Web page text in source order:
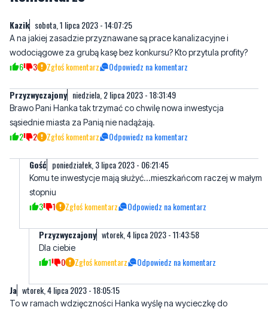
6 3 Zgłoś komentarz Odpowiedz na komentarz
Przyzwyczajony niedziela, 2 lipca 2023 - 18:31:49
Brawo Pani Hanka tak trzymać co chwilę nowa inwestycja
2 2 Zgłoś komentarz Odpowiedz na komentarz
Gość poniedziałek, 3 lipca 2023 - 06:21:45
Komu te inwestycje mają służyć...mieszkańcom raczej w małym
3 1 Zgłoś komentarz Odpowiedz na komentarz
Przyzwyczajony
Dla ciebie
wtorek, 4 lipca 2023 - 18:05:15
To w ramach wdzięczności Hanka wyślę na wycieczkę do
0 Zgłoś komentarz Odpowiedz na komentarz